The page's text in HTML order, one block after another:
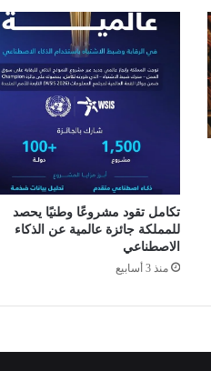
تكامل تقود مشروعًا وطنيًا يحصد
للمملكة جائزة عالمية عن الذكاء
الاصطناعي
منذ 3 أسابيع